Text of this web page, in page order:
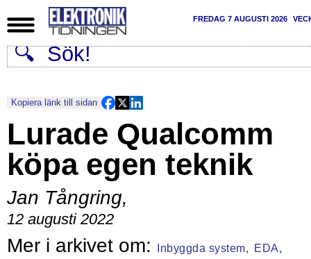
FREDAG 7 AUGUSTI 2026
Kopiera länk till sidan
Lurade Qualcomm
köpa egen teknik
Jan Tångring,
12 augusti 2022
Inbyggda system, EDA,